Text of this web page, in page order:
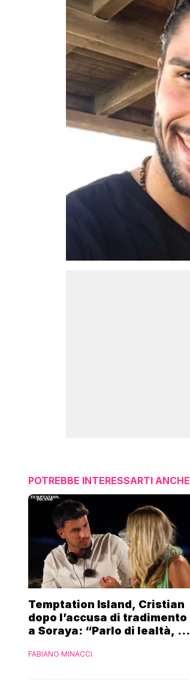
POTREBBE INTERESSARTI ANCHE
Temptation Island, Cristian
dopo l’accusa di tradimento
a Soraya: “Parlo di lealtà, ma
FABIANO MINACCI